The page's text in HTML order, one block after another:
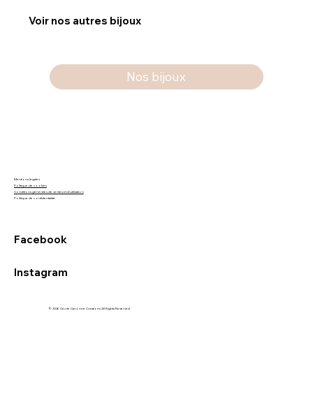
Voir nos autres bijoux
Nos bijoux
Mentions légales
Politique de cookies
Conditions générales de ventes et d'utilisation
Politique de confidentialité
© 2026 Cécile Canonne Créations All Rights Reserved
Facebook
Instagram